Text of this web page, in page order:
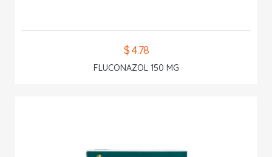
$ 4.78
FLUCONAZOL 150 MG